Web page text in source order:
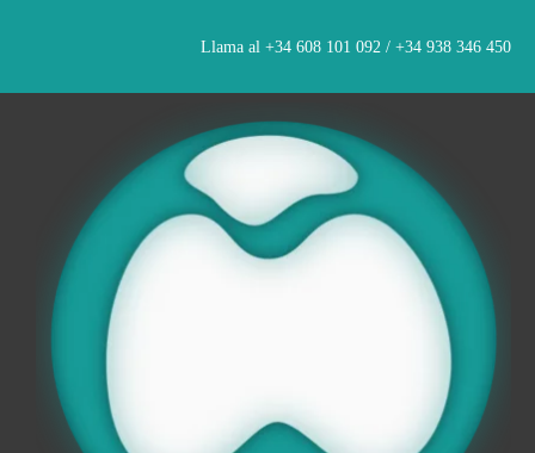
Llama al +34 608 101 092 / +34 938 346 450